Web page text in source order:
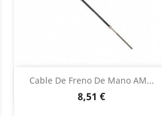
Cable De Freno De Mano AM...
Precio
8,51 €
Vista rápida